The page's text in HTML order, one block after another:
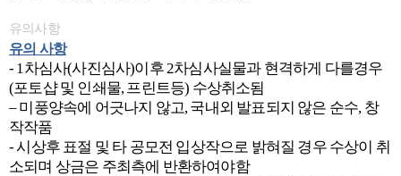
유의사항
유의 사항
- 1차심사(사진심사)이후2차심사실물과 현격하게 다를경우
(포토샵 및 인쇄물,프린트등) 수상취소됨
– 미풍양속에 어긋나지 않고,국내외 발표되지 않은 순수, 창
작작품
-시상후 표절 및 타 공모전 입상작으로 밝혀질 경우 수상이 취
소되며 상금은 주최측에 반환하여야함